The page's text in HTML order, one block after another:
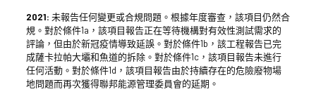
2021: 未報告任何變更或合規問題。根據年度審查，該項目仍然合
規。對於條件1a，該項目報告正在等待機構對有效性測試需求的
評論，但由於新冠疫情導致延誤。對於條件1b，該工程報告已完
成薩卡拉帕大壩和魚道的拆除。對於條件1c，該項目報告未進行
任何活動。對於條件1d，該項目報告由於持續存在的危險廢物場
地問題而再次獲得聯邦能源管理委員會的延期。